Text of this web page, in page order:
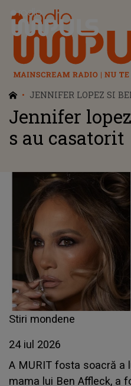
Radio Impuls
JENNIFER LOPEZ SI
Jennifer
s au casatorit
Stiri mondene
24 iul 2026
A MURIT fosta soacră a
mama lui Ben Affleck, a